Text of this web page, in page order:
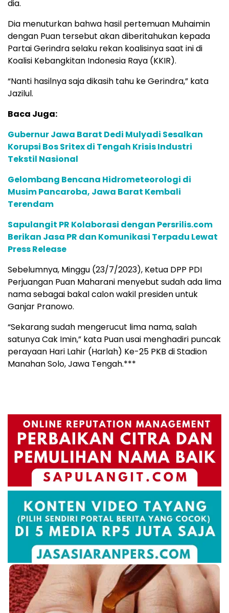
dia.
Dia menuturkan bahwa hasil pertemuan Muhaimin
dengan Puan tersebut akan diberitahukan kepada
Partai Gerindra selaku rekan koalisinya saat ini di
Koalisi Kebangkitan Indonesia Raya (KKIR).
“Nanti hasilnya saja dikasih tahu ke Gerindra,” kata
Jazilul.
Baca Juga:
Gubernur Jawa Barat Dedi Mulyadi Sesalkan
Korupsi Bos Sritex di Tengah Krisis Industri
Tekstil Nasional
Gelombang Bencana Hidrometeorologi di
Musim Pancaroba, Jawa Barat Kembali
Terendam
Sapulangit PR Kolaborasi dengan Persrilis.com
Berikan Jasa PR dan Komunikasi Terpadu Lewat
Press Release
Sebelumnya, Minggu (23/7/2023), Ketua DPP PDI
Perjuangan Puan Maharani menyebut sudah ada lima
nama sebagai bakal calon wakil presiden untuk
Ganjar Pranowo.
“Sekarang sudah mengerucut lima nama, salah
satunya Cak Imin,” kata Puan usai menghadiri puncak
perayaan Hari Lahir (Harlah) Ke-25 PKB di Stadion
Manahan Solo, Jawa Tengah.***